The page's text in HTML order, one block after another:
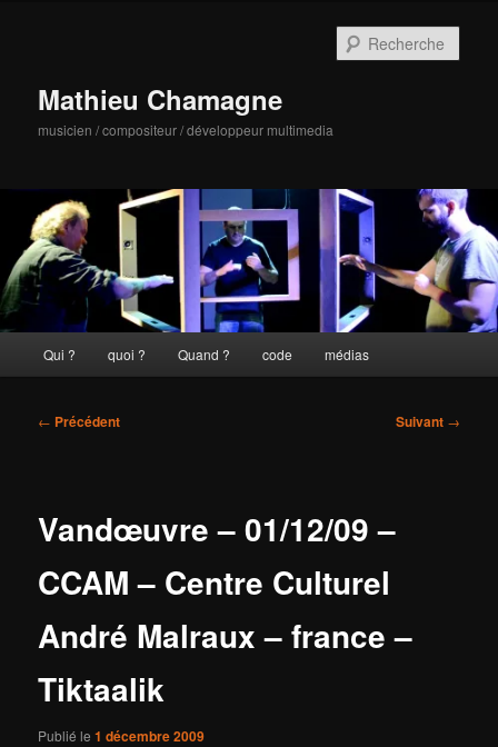
Mathieu Chamagne
musicien / compositeur / développeur multimedia
principal
Qui ? quoi ? Quand ? code médias
Navigation
← Précédent Suivant →
Vandœuvre – 01/12/09 –
CCAM – Centre Culturel
André Malraux – france –
Tiktaalik
Publié le1 décembre 2009